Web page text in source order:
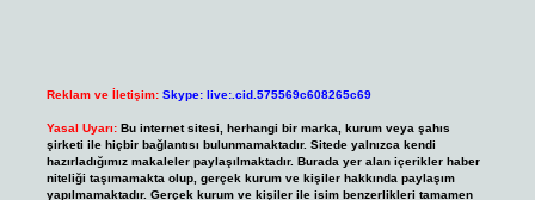
Reklam ve İletişim: Skype: live:.cid.575569c608265c69
Yasal Uyarı: Bu internet sitesi, herhangi bir marka, kurum veya şahıs
şirketi ile hiçbir bağlantısı bulunmamaktadır. Sitede yalnızca kendi
hazırladığımız makaleler paylaşılmaktadır. Burada yer alan içerikler haber
niteliği taşımamakta olup, gerçek kurum ve kişiler hakkında paylaşım
yapılmamaktadır. Gerçek kurum ve kişiler ile isim benzerlikleri tamamen